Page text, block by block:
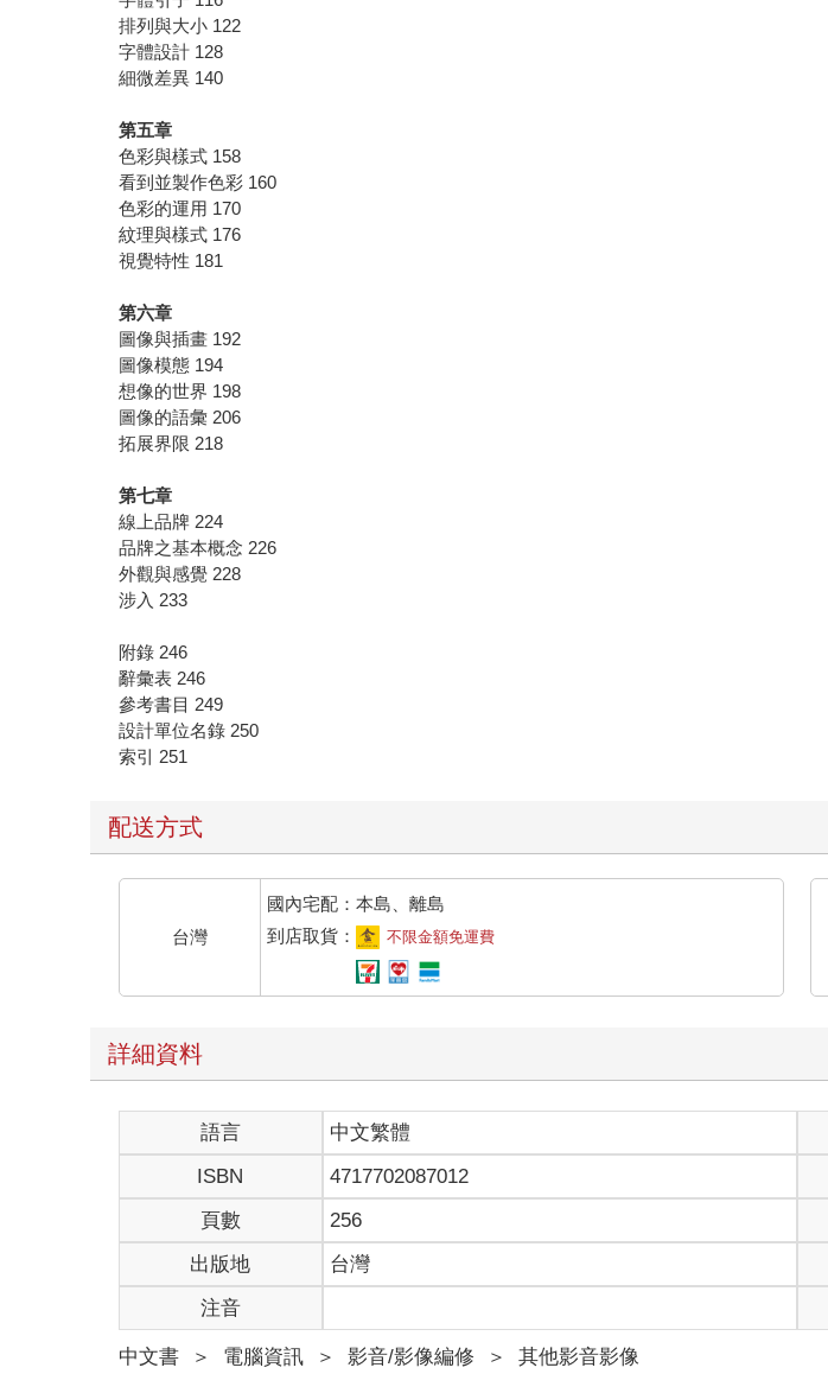
排列與大小 122
字體設計 128
細微差異 140
第五章
色彩與樣式 158
看到並製作色彩 160
色彩的運用 170
紋理與樣式 176
視覺特性 181
第六章
圖像與插畫 192
圖像模態 194
想像的世界 198
圖像的語彙 206
拓展界限 218
第七章
線上品牌 224
品牌之基本概念 226
外觀與感覺 228
涉入 233
附錄 246
辭彙表 246
參考書目 249
設計單位名錄 250
索引 251
配送方式
台灣
國內宅配：本島、離島
到店取貨：
不限金額免運費
詳細資料
語言 中文繁體
ISBN
4717702087012
頁數
256
出版地
台灣
注音
中文書 ＞ 電腦資訊 ＞ 影音/影像編修 ＞ 其他影音影像